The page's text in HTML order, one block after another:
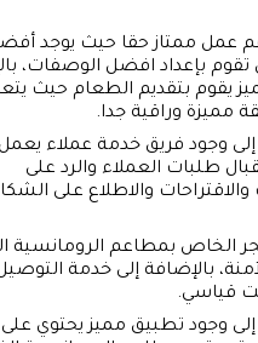
عمل ممتاز حقا حيث يوجد
تقوم بإعداد افضل الوصفات،
يقوم بتقديم الطعام حيث
مميزة وراقية جدا.
إلى وجود فريق خدمة عملاء
طلبات العملاء والرد على
والاطلاع على
الخاص بمطاعم الرومانسية
بالإضافة إلى خدمة
قياسي.
إلى وجود تطبيق مميز يحتوي